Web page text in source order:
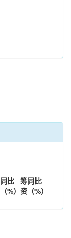
同比
（%）
筹
资
同比
（%）